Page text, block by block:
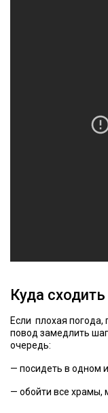
Куда
Если плохая
повод замедлить
очередь:
— посидеть в одном
— обойти все храмы,